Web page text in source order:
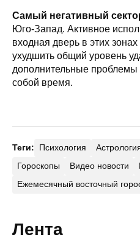
Самый негативный
Юго-Запад. Активное
входная дверь в этих
ухудшить общий уровень
дополнительные проблемы
собой время.
Теги: Психология
Гороскопы
Видео новости
Ежемесячный восточный
Лента